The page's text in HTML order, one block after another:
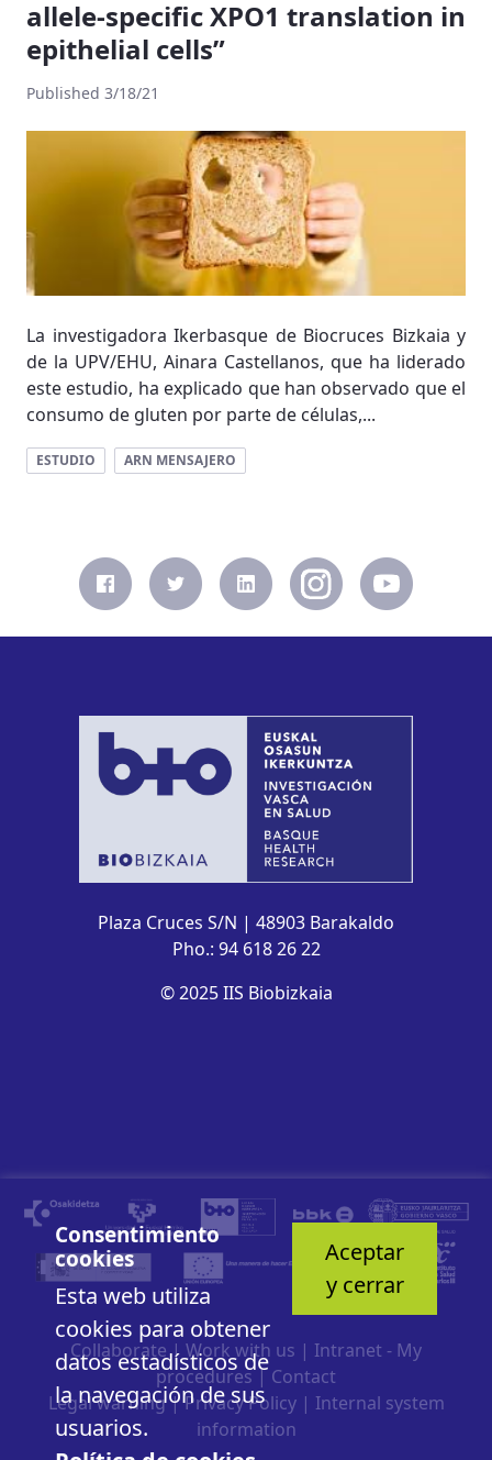
allele-specific XPO1 translation in
epithelial cells”
Published 3/18/21
La investigadora Ikerbasque de Biocruces Bizkaia y
de la UPV/EHU, Ainara Castellanos, que ha liderado
este estudio, ha explicado que han observado que el
consumo de gluten por parte de células,...
ESTUDIO ARN MENSAJERO
Plaza Cruces S/N | 48903 Barakaldo
Pho.: 94 618 26 22
© 2025 IIS Biobizkaia
Consentimiento
cookies
Esta web utiliza
cookies para obtener
datos estadísticos de
la navegación de sus
usuarios.
Aceptar
y cerrar
Collaborate| Work with us | Intranet - My
procedures|Contact
Legal warning|Privacy Policy| Internal system
information